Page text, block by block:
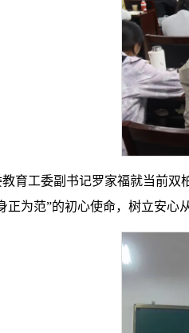
育工委副书记罗家福就当前
正为范”的初心使命，树立安心